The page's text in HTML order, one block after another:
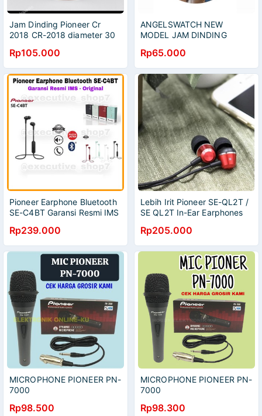
Jam Dinding Pioneer Cr
2018 CR-2018 diameter 30
Rp105.000
ANGELSWATCH NEW
MODEL JAM DINDING
WHITE/ JAM DINDING
PIONEER HS 1005
ORIGINAL
Rp65.000
Pioneer Earphone Bluetooth
SE-C4BT Garansi Resmi IMS
Rp239.000
Lebih Irit Pioneer SE-QL2T /
SE QL2T In-Ear Earphones
Rp205.000
MICROPHONE PIONEER PN-
7000
Rp98.500
MICROPHONE PIONEER PN-
7000
Rp98.300